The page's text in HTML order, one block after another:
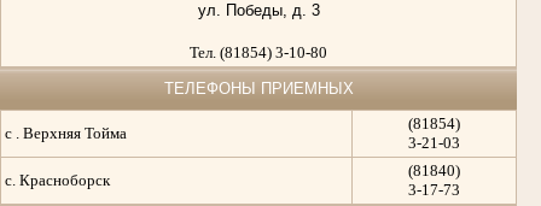
ул. Победы, д. 3
Тел. (81854) 3-10-80
ТЕЛЕФОНЫ ПРИЕМНЫХ
с . Верхняя Тойма
(81854)
3-21-03
с. Красноборск
(81840)
3-17-73